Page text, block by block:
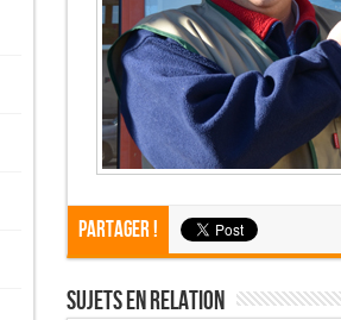
Partager !
Sujets En Relation